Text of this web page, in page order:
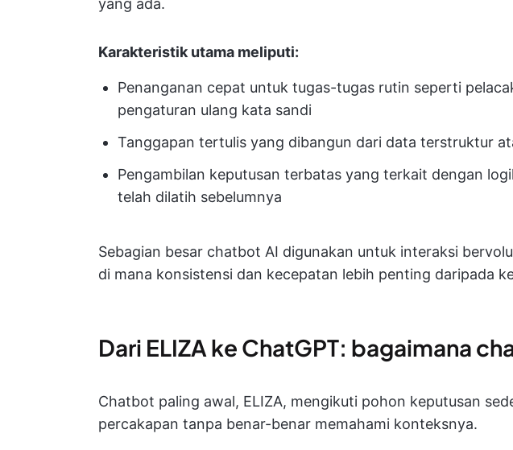
yang ada.
Karakteristik utama meliputi:
Penanganan cepat untuk tugas-tugas rutin seperti
pengaturan ulang kata sandi
Tanggapan tertulis yang dibangun dari data terstruktur
Pengambilan keputusan terbatas yang terkait dengan
telah dilatih sebelumnya
Sebagian besar chatbot AI digunakan untuk interaksi
di mana konsistensi dan kecepatan lebih penting daripada
Dari ELIZA ke ChatGPT: bagaimana
Chatbot paling awal, ELIZA, mengikuti pohon keputusan
percakapan tanpa benar-benar memahami konteksnya.